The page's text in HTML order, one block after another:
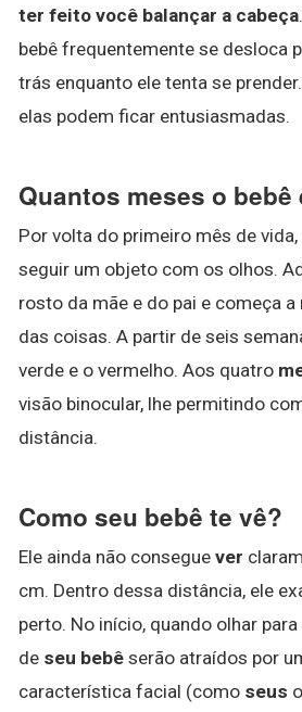
ter feito você balançar a cabeça
bebê frequentemente se desloca
trás enquanto ele tenta se
elas podem ficar entusiasmadas.
Quantos meses o bebê
Por volta do primeiro mês de
seguir um objeto com os olhos.
rosto da mãe e do pai e começa
das coisas. A partir de seis
verde e o vermelho. Aos quatro
visão binocular, lhe permitindo
distância.
Como seu bebê te vê?
Ele ainda não consegue ver
cm. Dentro dessa distância, ele
perto. No início, quando olhar para
de seu bebê serão atraídos por
característica facial (como seus